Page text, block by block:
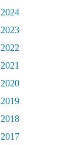
2024
2023
2022
2021
2020
2019
2018
2017